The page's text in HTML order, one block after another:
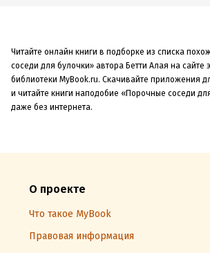
Читайте онлайн книги в подборке из списка
соседи для булочки» автора Бетти Алая на сайте
библиотеки MyBook.ru. Скачивайте приложения
и читайте книги наподобие «Порочные соседи
даже без интернета.
О проекте
Что такое MyBook
Правовая информация